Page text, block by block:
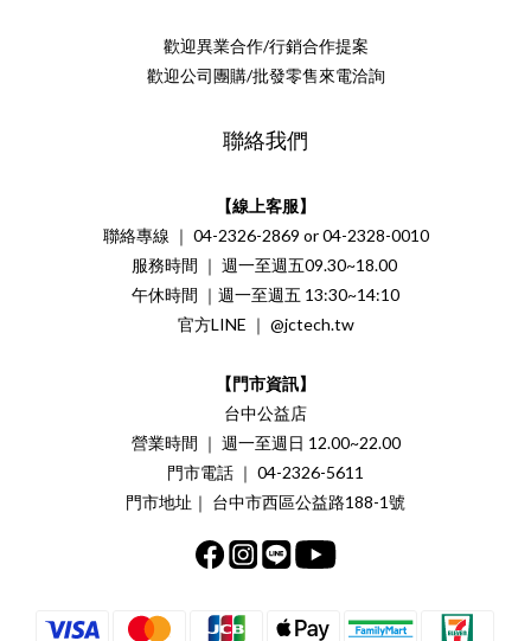
歡迎異業合作/行銷合作提案
歡迎公司團購/批發零售來電洽詢
聯絡我們
【線上客服】
聯絡專線 ｜ 04-2326-2869 or 04-2328-0010
服務時間 ｜ 週一至週五09.30~18.00
午休時間 ｜週一至週五 13:30~14:10
官方LINE ｜ @jctech.tw
【門市資訊】
台中公益店
營業時間 ｜ 週一至週日 12.00~22.00
門市電話 ｜ 04-2326-5611
門市地址｜ 台中市西區公益路188-1號